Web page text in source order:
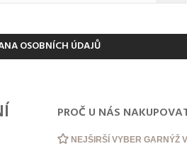
OSOBNÍCH ÚDAJŮ
PROČ U NÁS
NEJŠIRŠÍ VYBER GARNÝŽ